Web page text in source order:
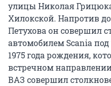
улицы Николая
Хилокской. Напротив
Петухова он совершил
автомобилем Scania
1975 года рождения,
встречном
ВАЗ совершил